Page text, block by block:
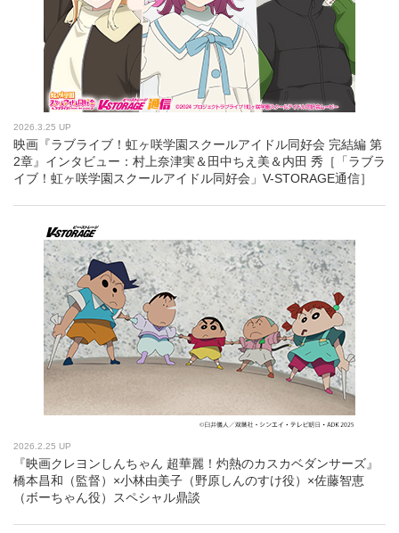
2026.3.25 UP
映画『ラブライブ！虹ヶ咲学園スクールアイドル同好会 完結編 第
2章』インタビュー：村上奈津実＆田中ちえ美＆内田 秀［「ラブラ
イブ！虹ヶ咲学園スクールアイドル同好会」V-STORAGE通信］
2026.2.25 UP
『映画クレヨンしんちゃん 超華麗！灼熱のカスカベダンサーズ』
橋本昌和（監督）×小林由美子（野原しんのすけ役）×佐藤智恵
（ボーちゃん役）スペシャル鼎談